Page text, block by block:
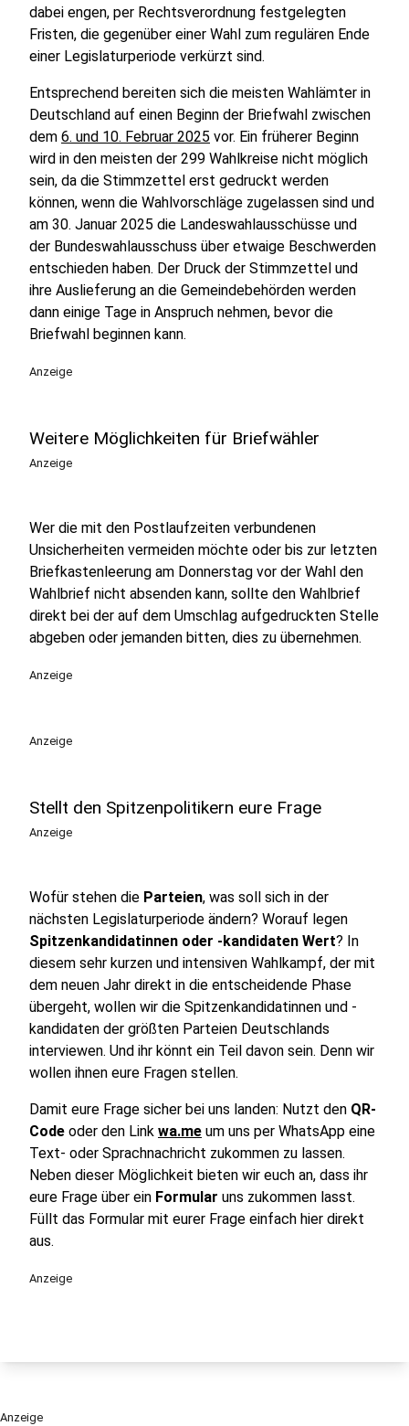
dabei engen, per Rechtsverordnung festgelegten
Fristen, die gegenüber einer Wahl zum regulären Ende
einer Legislaturperiode verkürzt sind.
Entsprechend bereiten sich die meisten Wahlämter in
Deutschland auf einen Beginn der Briefwahl zwischen
dem 6. und 10. Februar 2025 vor. Ein früherer Beginn
wird in den meisten der 299 Wahlkreise nicht möglich
sein, da die Stimmzettel erst gedruckt werden
können, wenn die Wahlvorschläge zugelassen sind und
am 30. Januar 2025 die Landeswahlausschüsse und
der Bundeswahlausschuss über etwaige Beschwerden
entschieden haben. Der Druck der Stimmzettel und
ihre Auslieferung an die Gemeindebehörden werden
dann einige Tage in Anspruch nehmen, bevor die
Briefwahl beginnen kann.
Anzeige
Weitere Möglichkeiten für Briefwähler
Anzeige
Wer die mit den Postlaufzeiten verbundenen
Unsicherheiten vermeiden möchte oder bis zur letzten
Briefkastenleerung am Donnerstag vor der Wahl den
Wahlbrief nicht absenden kann, sollte den Wahlbrief
direkt bei der auf dem Umschlag aufgedruckten Stelle
abgeben oder jemanden bitten, dies zu übernehmen.
Anzeige
Anzeige
Stellt den Spitzenpolitikern eure Frage
Anzeige
Wofür stehen die Parteien, was soll sich in der
nächsten Legislaturperiode ändern? Worauf legen
Spitzenkandidatinnen oder -kandidaten Wert? In
diesem sehr kurzen und intensiven Wahlkampf, der mit
dem neuen Jahr direkt in die entscheidende Phase
übergeht, wollen wir die Spitzenkandidatinnen und -
kandidaten der größten Parteien Deutschlands
interviewen. Und ihr könnt ein Teil davon sein. Denn wir
wollen ihnen eure Fragen stellen.
Damit eure Frage sicher bei uns landen: Nutzt den QR-
Code oder den Link wa.me um uns per WhatsApp eine
Text- oder Sprachnachricht zukommen zu lassen.
Neben dieser Möglichkeit bieten wir euch an, dass ihr
eure Frage über ein Formular uns zukommen lasst.
Füllt das Formular mit eurer Frage einfach hier direkt
aus.
Anzeige
Anzeige